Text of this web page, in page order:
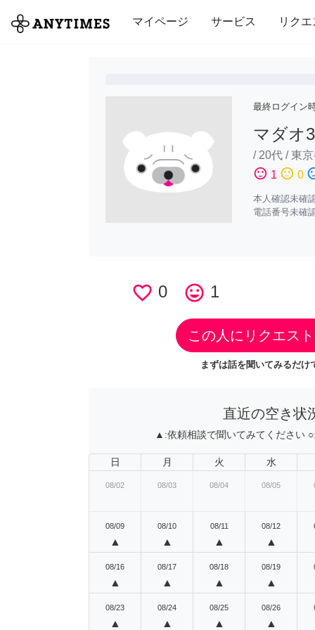
マイページ サービス リクエ
全て 修理・組立 家事 引っ越し
最終ログイン
マダオ
/ 20代 /東
sentiment_satisfied 1 sentiment_neutral 0
本人確認未確
電話番号未確
favorite_border 0 tag_faces 1
この人にリクエス
まずは話を聞いてみるだけ
直近の空き状
▲:依頼相談で聞いてみてください ○:
日 月 火 水
08/02 08/03 08/04 08/05
08/09
▲
08/10
▲
08/11
▲
08/12
▲
08/16
▲
08/17
▲
08/18
▲
08/19
▲
08/23
▲
08/24
▲
08/25
▲
08/26
▲